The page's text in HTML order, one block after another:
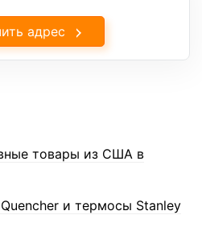
адрес
товары из США в
и термосы Stanley